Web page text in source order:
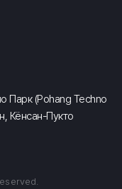
Парк (Pohang Techno
Кёнсан-Пукто